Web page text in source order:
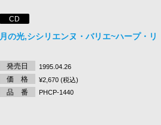
CD
月の光,シシリエンヌ・バリエ~ハープ・リ
発売日 1995.04.26
価 格 ¥2,670 (税込)
品 番 PHCP-1440